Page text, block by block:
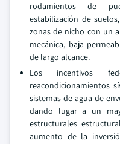
rodamientos de
estabilización de
zonas de nicho con un
mecánica, baja
de largo alcance.
Los incentivos
reacondicionamientos
sistemas de agua de
dando lugar a un
estructurales
aumento de la